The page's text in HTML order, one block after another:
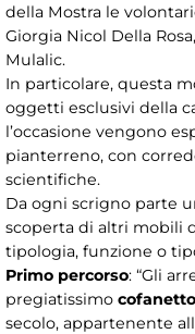
della Mostra le
Giorgia Nicol Della
Mulalic.
In particolare, questa
oggetti esclusivi della
l’occasione vengono
pianterreno, con
scientifiche.
Da ogni scrigno parte
scoperta di altri mobili
tipologia, funzione o
Primo percorso: “Gli
pregiatissimo
secolo, appartenente